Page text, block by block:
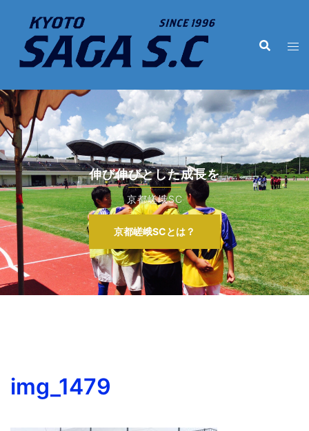
へ
ス
キ
ッ
プ
伸び伸びとした成長を
京都嵯峨SC
京都嵯峨SCとは？
img_1479